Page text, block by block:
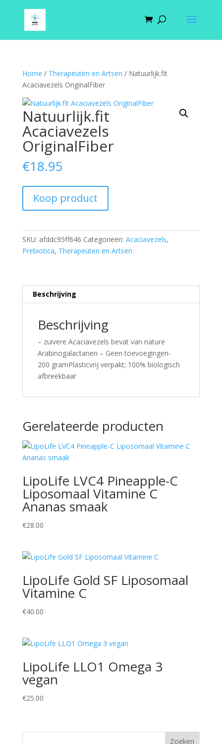
Home / Therapeuten en Artsen / Natuurlijk.fit
Acaciavezels OriginalFiber
Natuurlijk.fit
Acaciavezels
OriginalFiber
€18.95
Koop product
SKU: afddc95ff646 Categorieën: Acaciavezels,
Prebiotica, Therapeuten en Artsen
Beschrijving
Beschrijving
– zuivere Acaciavezels bevat van nature
Arabinogalactanen – Geen toevoegingen-
200 gramPlasticvrij verpakt; 100% biologisch
afbreekbaar
Gerelateerde producten
LipoLife LVC4 Pineapple-C
Liposomaal Vitamine C
Ananas smaak
€28.00
LipoLife Gold SF Liposomaal
Vitamine C
€40.00
LipoLife LLO1 Omega 3
vegan
€25.00
Zoeken